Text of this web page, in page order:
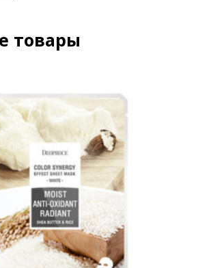
товары